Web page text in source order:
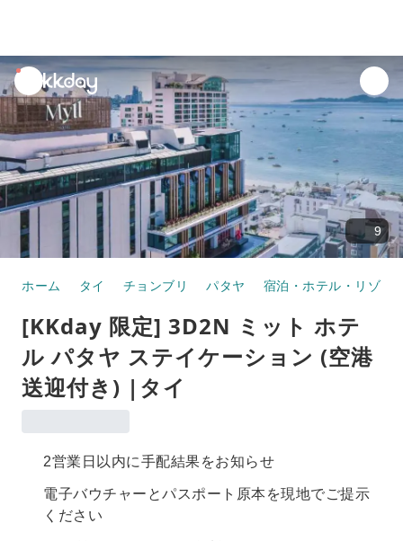
unread
notifications
9
ホーム タイ チョンブリ パタヤ 宿泊・ホテル・リゾー
[KKday 限定] 3D2N ミット ホテ
ル パタヤ ステイケーション (空港
送迎付き) |タイ
2営業日以内に手配結果をお知らせ
電子バウチャーとパスポート原本を現地でご提示
ください